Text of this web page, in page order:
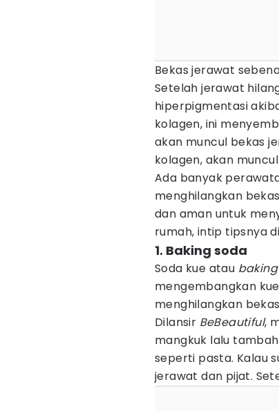
Bekas jerawat
Setelah jerawat
hiperpigmentasi
kolagen, ini
akan muncul bekas
kolagen, akan
Ada banyak
menghilangkan
dan aman untuk
rumah, intip tipsnya
1. Baking soda
Soda kue atau
mengembangkan
menghilangkan
Dilansir BeBeautiful,
mangkuk lalu
seperti pasta. Kalau
jerawat dan pijat.